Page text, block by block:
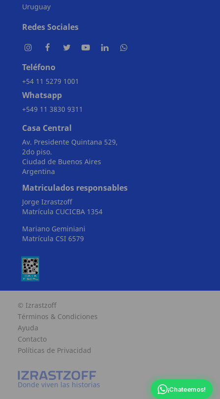
Uruguay
Redes Sociales
Teléfono
+54 11 5279 1001
Whatsapp
+549 11 3830 9311
Casa Central
Av. Presidente Quintana 529,
2do piso.
Ciudad de Buenos Aires
Argentina
Matriculados responsables
Jorge Izrastzoff
Matrícula CUCICBA 1354
Mariano Geminiani
Matrícula CSI 6579
© Izrastzoff
Términos & Condiciones
Ayuda
Contacto
Políticas de Privacidad
Donde viven las historias
¡Chateemos!